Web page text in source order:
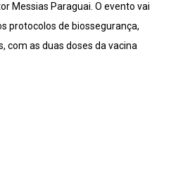
Messias Paraguai. O evento vai
protocolos de biossegurança,
com as duas doses da vacina